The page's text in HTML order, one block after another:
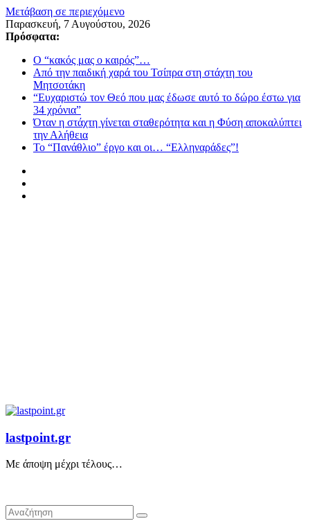
Μετάβαση σε περιεχόμενο
Παρασκευή, 7 Αυγούστου, 2026
Πρόσφατα:
Ο “κακός μας ο καιρός”…
Από την παιδική χαρά του Τσίπρα στη στάχτη του
Μητσοτάκη
“Ευχαριστώ τον Θεό που μας έδωσε αυτό το δώρο έστω για
34 χρόνια”
Όταν η στάχτη γίνεται σταθερότητα και η Φύση αποκαλύπτει
την Αλήθεια
Το “Πανάθλιο” έργο και οι… “Ελληναράδες”!
lastpoint.gr
Με άποψη μέχρι τέλους…